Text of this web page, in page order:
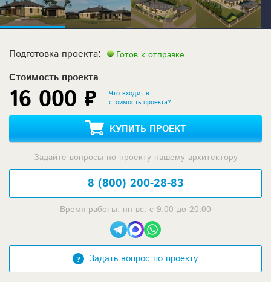
Подготовка проекта: Готов к отправке
Стоимость проекта
16 000 ₽
Что входит в
стоимость проекта?
КУПИТЬ ПРОЕКТ
Задайте вопросы по проекту нашему архитектору
8 (800) 200-28-83
Время работы: пн-вс: с 9:00 до 20:00
Задать вопрос по проекту